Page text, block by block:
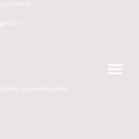
gemeente
(Lb.)
voorbehouden.